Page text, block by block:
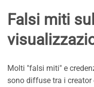
Falsi miti
Molti "falsi miti" e
sono diffuse tra i creator